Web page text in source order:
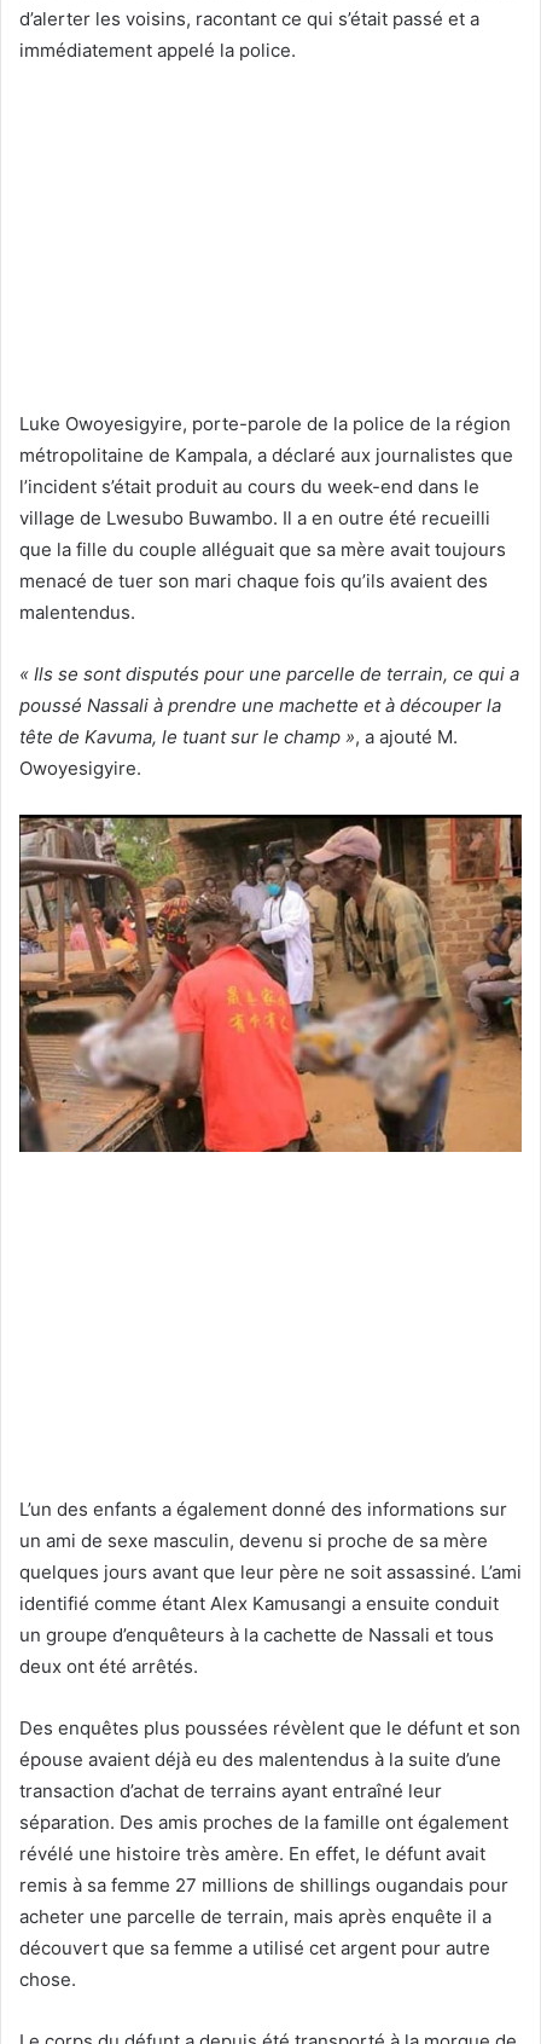
d’alerter les voisins, racontant ce qui s’était passé et a
immédiatement appelé la police.
Luke Owoyesigyire, porte-parole de la police de la région
métropolitaine de Kampala, a déclaré aux journalistes que
l’incident s’était produit au cours du week-end dans le
village de Lwesubo Buwambo. Il a en outre été recueilli
que la fille du couple alléguait que sa mère avait toujours
menacé de tuer son mari chaque fois qu’ils avaient des
malentendus.
« Ils se sont disputés pour une parcelle de terrain, ce qui a
poussé Nassali à prendre une machette et à découper la
tête de Kavuma, le tuant sur le champ », a ajouté M.
Owoyesigyire.
L’un des enfants a également donné des informations sur
un ami de sexe masculin, devenu si proche de sa mère
quelques jours avant que leur père ne soit assassiné. L’ami
identifié comme étant Alex Kamusangi a ensuite conduit
un groupe d’enquêteurs à la cachette de Nassali et tous
deux ont été arrêtés.
Des enquêtes plus poussées révèlent que le défunt et son
épouse avaient déjà eu des malentendus à la suite d’une
transaction d’achat de terrains ayant entraîné leur
séparation. Des amis proches de la famille ont également
révélé une histoire très amère. En effet, le défunt avait
remis à sa femme 27 millions de shillings ougandais pour
acheter une parcelle de terrain, mais après enquête il a
découvert que sa femme a utilisé cet argent pour autre
chose.